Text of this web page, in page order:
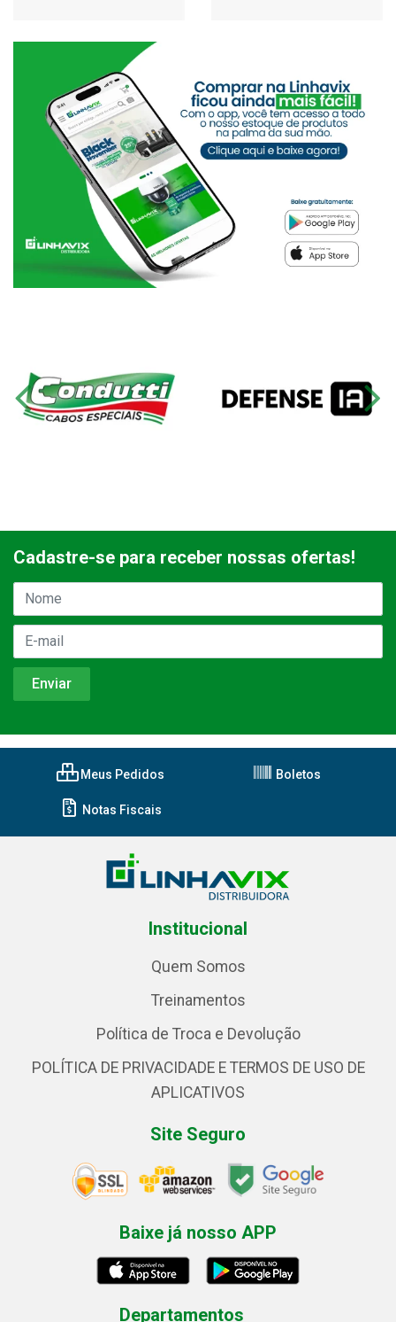
Cadastre-se para receber nossas ofertas!
Meus Pedidos Boletos
Notas Fiscais
Institucional
Quem Somos
Treinamentos
Política de Troca e Devolução
POLÍTICA DE PRIVACIDADE E TERMOS DE USO DE
APLICATIVOS
Site Seguro
Baixe já nosso APP
Departamentos